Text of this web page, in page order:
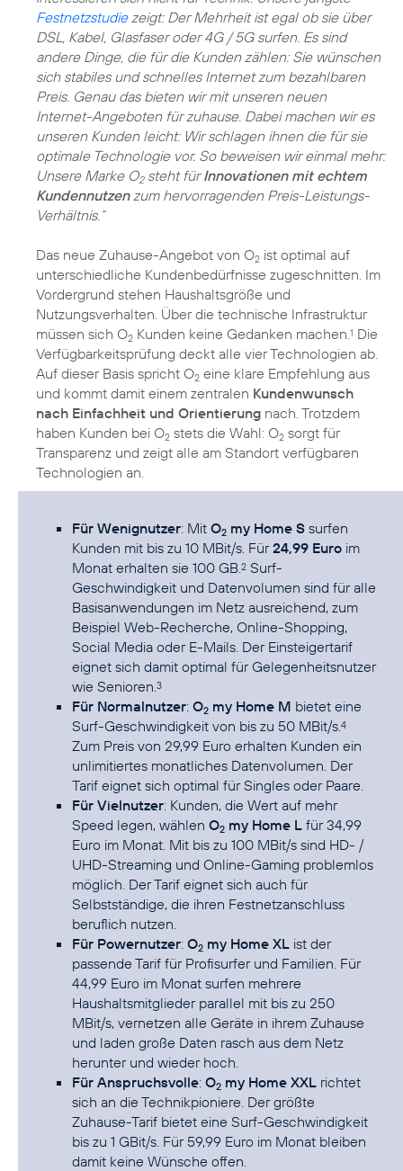
Festnetzstudiezeigt: Der Mehrheit ist egal ob sie über
DSL, Kabel, Glasfaser oder 4G / 5G surfen. Es sind
andere Dinge, die für die Kunden zählen: Sie wünschen
sich stabiles und schnelles Internet zum bezahlbaren
Preis. Genau das bieten wir mit unseren neuen
Internet-Angeboten für zuhause. Dabei machen wir es
unseren Kunden leicht: Wir schlagen ihnen die für sie
optimale Technologie vor. So beweisen wir einmal mehr:
Unsere Marke O2steht fürInnovationen mit echtem
Kundennutzenzum hervorragenden Preis-Leistungs-
Verhältnis.“
Das neue Zuhause-Angebot von O2 ist optimal auf
unterschiedliche Kundenbedürfnisse zugeschnitten. Im
Vordergrund stehen Haushaltsgröße und
Nutzungsverhalten. Über die technische Infrastruktur
müssen sich O2 Kunden keine Gedanken machen. 1 Die
Verfügbarkeitsprüfung deckt alle vier Technologien ab.
Auf dieser Basis spricht O2 eine klare Empfehlung aus
und kommt damit einem zentralen Kundenwunsch
nach Einfachheit und Orientierung nach. Trotzdem
haben Kunden bei O2 stets die Wahl: O2 sorgt für
Transparenz und zeigt alle am Standort verfügbaren
Für Wenignutzer: Mit O2 my Home S surfen
Kunden mit bis zu 10 MBit/s. Für24,99 Euro im
Monat erhalten sie 100 GB. 2 Surf-
Geschwindigkeit und Datenvolumen sind für alle
Basisanwendungen im Netz ausreichend, zum
Beispiel Web-Recherche, Online-Shopping,
Social Media oder E-Mails. Der Einsteigertarif
eignet sich damit optimal für Gelegenheitsnutzer
wie Senioren. 3
Für Normalnutzer: O2 my Home M bietet eine
Surf-Geschwindigkeit von bis zu 50 MBit/s. 4
Zum Preis von 29,99 Euro erhalten Kunden ein
unlimitiertes monatliches Datenvolumen. Der
Tarif eignet sich optimal für Singles oder Paare.
Für Vielnutzer: Kunden, die Wert auf mehr
Speed legen, wählen O2 my Home L für 34,99
Euro im Monat. Mit bis zu 100 MBit/s sind HD- /
UHD-Streaming und Online-Gaming problemlos
möglich. Der Tarif eignet sich auch für
Selbstständige, die ihren Festnetzanschluss
beruflich nutzen.
Für Powernutzer: O2 my Home XL ist der
passende Tarif für Profisurfer und Familien. Für
44,99 Euro im Monat surfen mehrere
Haushaltsmitglieder parallel mit bis zu 250
MBit/s, vernetzen alle Geräte in ihrem Zuhause
und laden große Daten rasch aus dem Netz
herunter und wieder hoch.
Für Anspruchsvolle: O2 my Home XXL richtet
sich an die Technikpioniere. Der größte
Zuhause-Tarif bietet eine Surf-Geschwindigkeit
bis zu 1 GBit/s. Für 59,99 Euro im Monat bleiben
damit keine Wünsche offen.